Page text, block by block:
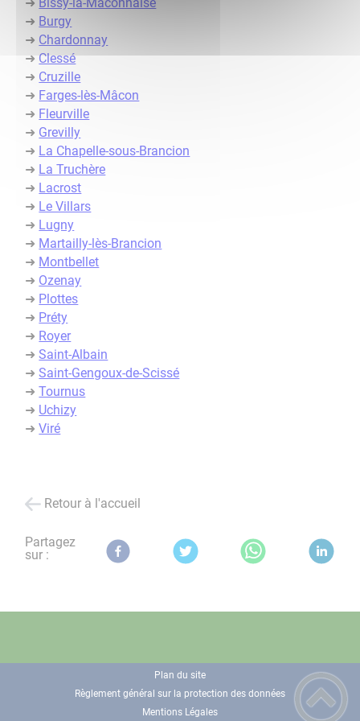
➜ Burgy
➜ Chardonnay
➜ Clessé
➜ Cruzille
➜ Farges-lès-Mâcon
➜ Fleurville
➜ Grevilly
➜ La Chapelle-sous-Brancion
➜ La Truchère
➜ Lacrost
➜ Le Villars
➜ Lugny
➜ Martailly-lès-Brancion
➜ Montbellet
➜ Ozenay
➜ Plottes
➜ Préty
➜ Royer
➜Saint-Albain
➜Saint-Gengoux-de-Scissé
➜Tournus
➜ Uchizy
➜Viré
Retour à l'accueil
Partagez
sur :
Plan du site
Règlement général sur la protection des données
Mentions Légales